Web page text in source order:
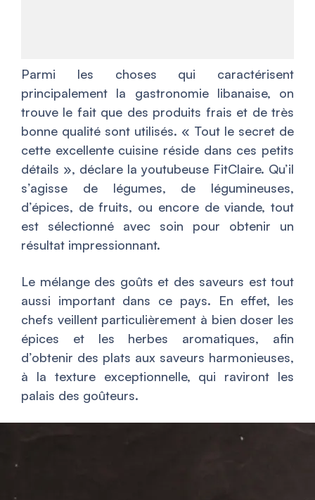
Parmi les choses qui caractérisent
principalement la gastronomie libanaise, on
trouve le fait que des produits frais et de très
bonne qualité sont utilisés. « Tout le secret de
cette excellente cuisine réside dans ces petits
détails », déclare la youtubeuse FitClaire. Qu’il
s’agisse de légumes, de légumineuses,
d’épices, de fruits, ou encore de viande, tout
est sélectionné avec soin pour obtenir un
résultat impressionnant.
Le mélange des goûts et des saveurs est tout
aussi important dans ce pays. En effet, les
chefs veillent particulièrement à bien doser les
épices et les herbes aromatiques, afin
d’obtenir des plats aux saveurs harmonieuses,
à la texture exceptionnelle, qui raviront les
palais des goûteurs.